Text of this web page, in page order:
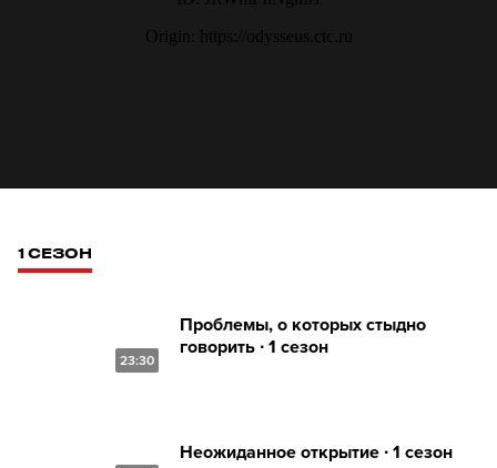
1 СЕЗОН
23:30
Проблемы, о которых стыдно
говорить ∙ 1 сезон
Неожиданное открытие ∙ 1 сезон